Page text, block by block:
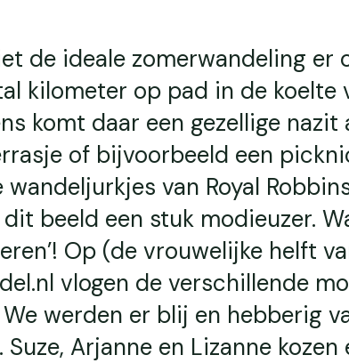
de ideale zomerwandeling er
kilometer op pad in de koelte
komt daar een gezellige nazit
of bijvoorbeeld een
van Royal
beeld een stuk modieuzer.
Op (de vrouwelijke helft
vlogen de verschillende
werden er blij en hebberig
Arjanne en Lizanne kozen